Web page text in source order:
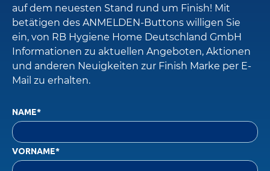
auf dem neuesten Stand rund um Finish! Mit
betätigen des ANMELDEN-Buttons willigen Sie
ein, von RB Hygiene Home Deutschland GmbH
Informationen zu aktuellen Angeboten, Aktionen
und anderen Neuigkeiten zur Finish Marke per E-
Mail zu erhalten.
NAME*
VORNAME*